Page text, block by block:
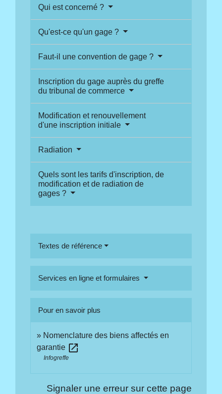
Qui est concerné ?
Qu'est-ce qu'un gage ?
Faut-il une convention de gage ?
Inscription du gage auprès du greffe
du tribunal de commerce
Modification et renouvellement
d'une inscription initiale
Radiation
Quels sont les tarifs d'inscription, de
modification et de radiation de
gages ?
Textes de référence
Services en ligne et formulaires
Pour en savoir plus
Nomenclature des biens affectés en
garantie open_in_new
Infogreffe
Signaler une erreur sur cette page